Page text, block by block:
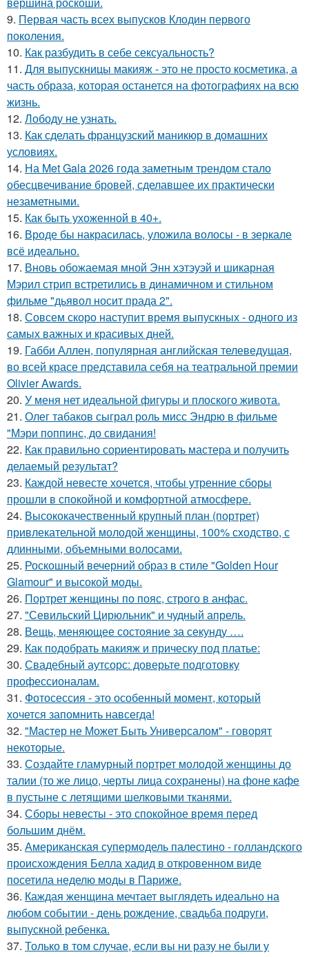
9. Первая часть всех выпусков Клодин первого
поколения.
10. Как разбудить в себе сексуальность?
11. Для выпускницы макияж - это не просто косметика, а
часть образа, которая останется на фотографиях на всю
жизнь.
12. Лободу не узнать.
13. Как сделать французский маникюр в домашних
условиях.
14. На Met Gala 2026 года заметным трендом стало
обесцвечивание бровей, сделавшее их практически
незаметными.
15. Как быть ухоженной в 40+.
16. Вроде бы накрасилась, уложила волосы - в зеркале
всё идеально.
17. Вновь обожаемая мной Энн хэтэуэй и шикарная
Мэрил стрип встретились в динамичном и стильном
фильме "дьявол носит прада 2".
18. Совсем скоро наступит время выпускных - одного из
самых важных и красивых дней.
19. Габби Аллен, популярная английская телеведущая,
во всей красе представила себя на театральной премии
Olivier Awards.
20. У меня нет идеальной фигуры и плоского живота.
21. Олег табаков сыграл роль мисс Эндрю в фильме
"Мэри поппинс, до свидания!
22. Как правильно сориентировать мастера и получить
делаемый результат?
23. Каждой невесте хочется, чтобы утренние сборы
прошли в спокойной и комфортной атмосфере.
24. Высококачественный крупный план (портрет)
привлекательной молодой женщины, 100% сходство, с
длинными, объемными волосами.
25. Роскошный вечерний образ в стиле "Golden Hour
Glamour" и высокой моды.
26. Портрет женщины по пояс, строго в анфас.
27. "Севильский Цирюльник" и чудный апрель.
28. Вещь, меняющее состояние за секунду ….
29. Как подобрать макияж и прическу под платье:
30. Свадебный аутсорс: доверьте подготовку
профессионалам.
31. Фотосессия - это особенный момент, который
хочется запомнить навсегда!
32. "Мастер не Может Быть Универсалом" - говорят
некоторые.
33. Создайте гламурный портрет молодой женщины до
талии (то же лицо, черты лица сохранены) на фоне кафе
в пустыне с летящими шелковыми тканями.
34. Сборы невесты - это спокойное время перед
большим днём.
35. Американская супермодель палестино - голландского
происхождения Белла хадид в откровенном виде
посетила неделю моды в Париже.
36. Каждая женщина мечтает выглядеть идеально на
любом событии - день рождение, свадьба подруги,
выпускной ребенка.
37. Только в том случае, если вы ни разу не были у